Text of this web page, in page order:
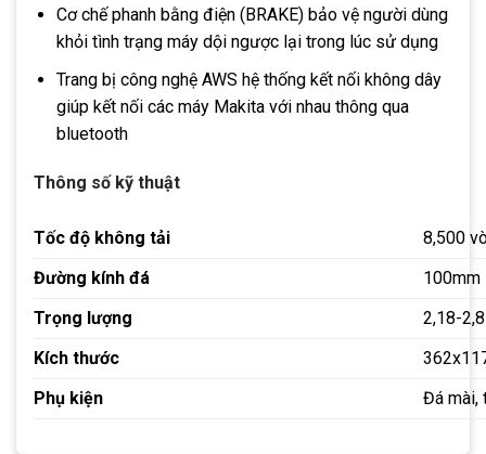
Cơ chế phanh bằng điện (BRAKE) bảo vệ người dùng
khỏi tình trạng máy dội ngược lại trong lúc sử dụng
Trang bị công nghệ AWS hệ thống kết nối không dây
giúp kết nối các máy Makita với nhau thông qua
bluetooth
Thông số kỹ thuật
Tốc độ không tải
8,500
Đường kính đá
100mm
Trọng lượng
2,18-
Kích thước
Phụ kiện
Đá mài,